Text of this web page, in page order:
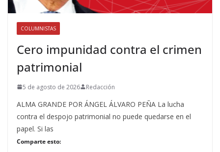
COLUMNISTAS
Cero impunidad contra el crimen
patrimonial
5 de agosto de 2026 Redacción
ALMA GRANDE POR ÁNGEL ÁLVARO PEÑA La lucha
contra el despojo patrimonial no puede quedarse en el
papel. Si las
Comparte esto: